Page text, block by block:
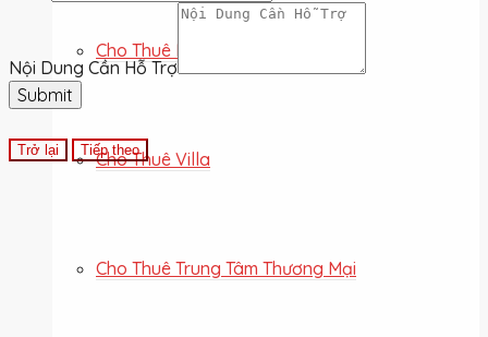
Cho Thuê Nhà Phố
Cho Thuê Villa
Cho Thuê Trung Tâm Thương Mại
Nội Dung Cần Hỗ Trợ
Submit
Trở lại Tiếp theo